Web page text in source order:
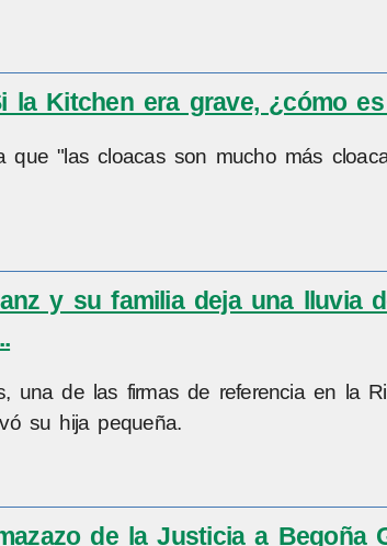
la Kitchen era grave, ¿cómo
que "las cloacas son mucho más
y su familia deja una lluvia
una de las firmas de referencia en la
su hija pequeña.
de la Justicia a Begoña